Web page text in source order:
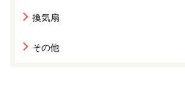
換気扇
その他